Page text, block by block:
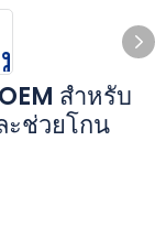
สำหรับ
ช่วยโกน